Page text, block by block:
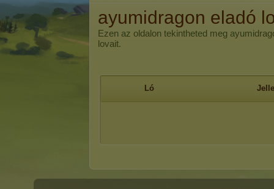
ayumidragon eladó
Ezen az oldalon tekintheted meg
lovait.
Ló